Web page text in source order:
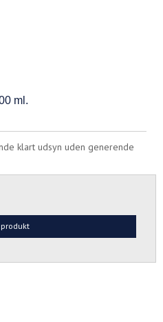
ml.
klart udsyn uden generende
produkt